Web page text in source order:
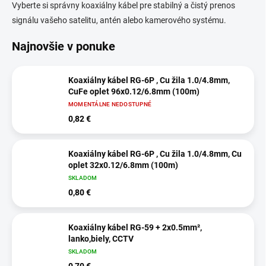
Vyberte si správny koaxiálny kábel pre stabilný a čistý prenos
signálu vašeho satelitu, antén alebo kamerového systému.
Najnovšie v ponuke
Koaxiálny kábel RG-6P , Cu žila 1.0/4.8mm,
CuFe oplet 96x0.12/6.8mm (100m)
MOMENTÁLNE NEDOSTUPNÉ
0,82 €
Koaxiálny kábel RG-6P , Cu žila 1.0/4.8mm, Cu
oplet 32x0.12/6.8mm (100m)
SKLADOM
0,80 €
Koaxiálny kábel RG-59 + 2x0.5mm²,
lanko,biely, CCTV
SKLADOM